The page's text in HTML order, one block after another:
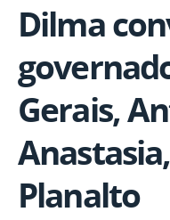
Dilma
Gerais,
Planalto